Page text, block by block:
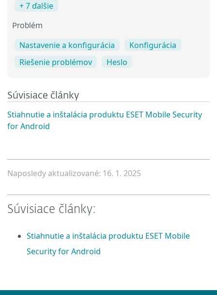
+ 7 ďalšie
Problém
Nastavenie a konfigurácia
Konfigurácia
Riešenie problémov
Heslo
Súvisiace články
Stiahnutie a inštalácia produktu ESET Mobile Security
for Android
Naposledy aktualizované: 16. 1. 2025
Súvisiace články:
Stiahnutie a inštalácia produktu ESET Mobile
Security for Android